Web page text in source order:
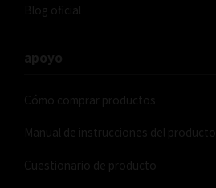
Blog oficial
apoyo
Cómo comprar productos
Manual de instrucciones del producto
Cuestionario de producto